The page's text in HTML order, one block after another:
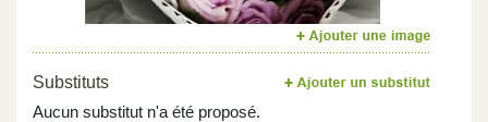
Substituts
Aucun substitut n'a été proposé.